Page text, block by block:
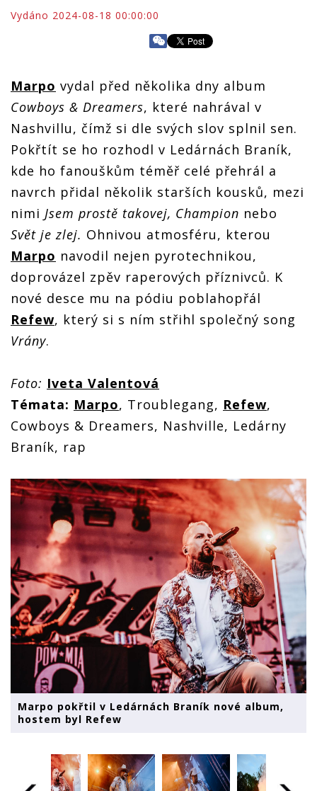
Vydáno 2024-08-18 00:00:00
Marpo vydal před několika dny album
Cowboys & Dreamers, které nahrával v
Nashvillu, čímž si dle svých slov splnil sen.
Pokřtít se ho rozhodl v Ledárnách Braník,
kde ho fanouškům téměř celé přehrál a
navrch přidal několik starších kousků, mezi
nimi Jsem prostě takovej, Champion nebo
Svět je zlej. Ohnivou atmosféru, kterou
Marpo navodil nejen pyrotechnikou,
doprovázel zpěv raperových příznivců. K
nové desce mu na pódiu poblahopřál
Refew, který si s ním střihl společný song
Vrány.
Foto: Iveta Valentová
Témata: Marpo, Troublegang, Refew,
Cowboys & Dreamers, Nashville, Ledárny
Braník, rap
Marpo pokřtil v Ledárnách Braník nové album,
hostem byl Refew